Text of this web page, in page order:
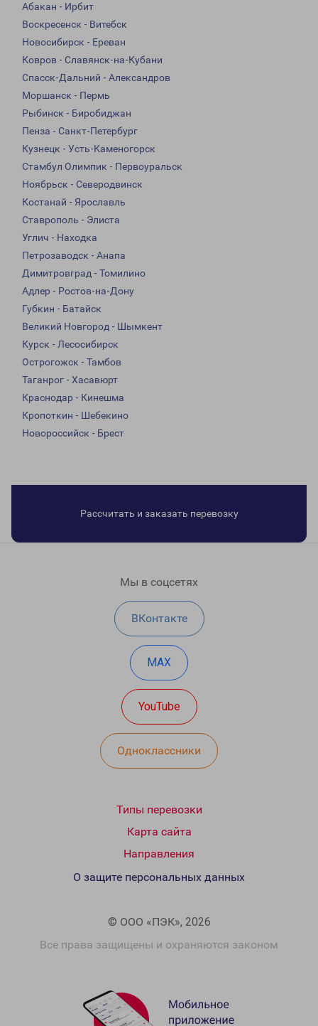
Абакан - Ирбит
Воскресенск - Витебск
Новосибирск - Ереван
Ковров - Славянск-на-Кубани
Спасск-Дальний - Александров
Моршанск - Пермь
Рыбинск - Биробиджан
Пенза - Санкт-Петербург
Кузнецк - Усть-Каменогорск
Стамбул Олимпик - Первоуральск
Ноябрьск - Северодвинск
Костанай - Ярославль
Ставрополь - Элиста
Углич - Находка
Петрозаводск - Анапа
Димитровград - Томилино
Адлер - Ростов-на-Дону
Губкин - Батайск
Великий Новгород - Шымкент
Курск - Лесосибирск
Острогожск - Тамбов
Таганрог - Хасавюрт
Краснодар - Кинешма
Кропоткин - Шебекино
Новороссийск - Брест
Рассчитать и заказать перевозку
Мы в соцсетях
ВКонтакте
MAX
YouTube
Одноклассники
Типы перевозки
Карта сайта
Направления
© ООО «ПЭК», 2026
Все права защищены и охраняются законом
О защите персональных данных